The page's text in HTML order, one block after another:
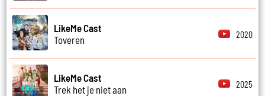
LikeMe Cast
Toveren
2020
LikeMe Cast
Trek het je niet aan
2025